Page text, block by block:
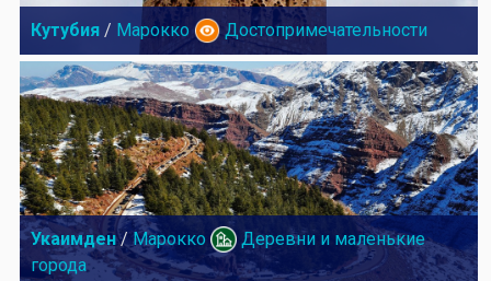
Кутубия / Марокко Достопримечательности
Укаимден/ Марокко
Деревни и маленькие
города